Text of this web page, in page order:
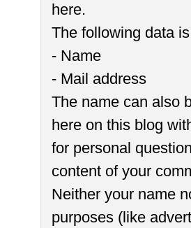
here.
The following data
- Name
- Mail address
The name can also
here on this blog
for personal
content of your
Neither your name
purposes (like